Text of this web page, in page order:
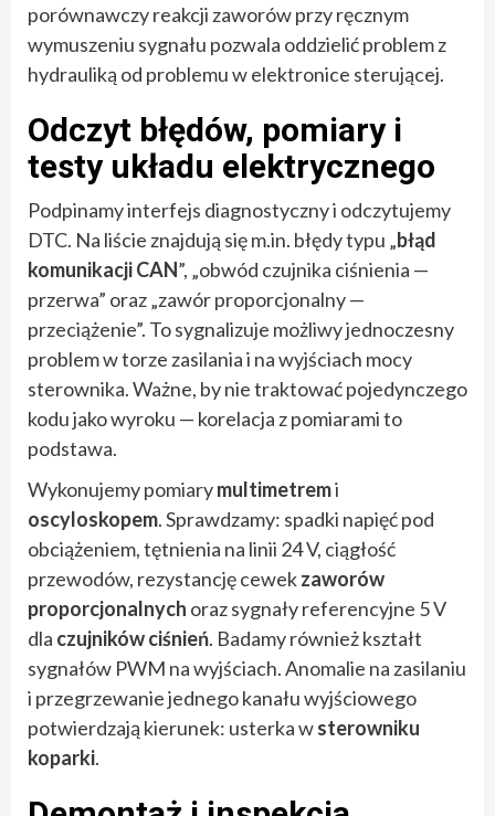
porównawczy reakcji zaworów przy ręcznym
wymuszeniu sygnału pozwala oddzielić problem z
hydrauliką od problemu w elektronice sterującej.
Odczyt błędów, pomiary i
testy układu elektrycznego
Podpinamy interfejs diagnostyczny i odczytujemy
DTC. Na liście znajdują się m.in. błędy typu „błąd
komunikacji CAN”, „obwód czujnika ciśnienia —
przerwa” oraz „zawór proporcjonalny —
przeciążenie”. To sygnalizuje możliwy jednoczesny
problem w torze zasilania i na wyjściach mocy
sterownika. Ważne, by nie traktować pojedynczego
kodu jako wyroku — korelacja z pomiarami to
podstawa.
Wykonujemy pomiarymultimetremi
oscyloskopem. Sprawdzamy: spadki napięć pod
obciążeniem, tętnienia na linii 24 V, ciągłość
przewodów, rezystancję cewekzaworów
proporcjonalnych oraz sygnały referencyjne 5 V
dla czujników ciśnień. Badamy również kształt
sygnałów PWM na wyjściach. Anomalie na zasilaniu
i przegrzewanie jednego kanału wyjściowego
potwierdzają kierunek: usterka wsterowniku
koparki.